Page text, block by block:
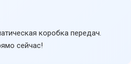
коробка передач.
сейчас!